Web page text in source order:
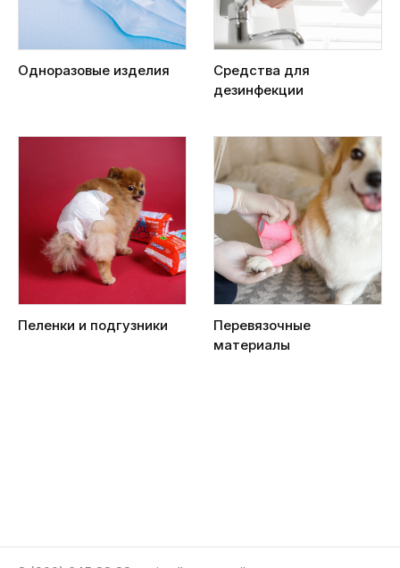
Одноразовые изделия
Средства для
дезинфекции
Пеленки и подгузники
Перевязочные
материалы